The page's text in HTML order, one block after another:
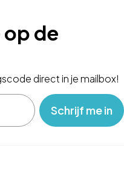
de
direct in je mailbox!
‎ ‎ ‎ Schrijf me in‎ ‎ ‎ ‎